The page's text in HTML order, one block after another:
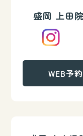
盛岡 上田院
WEB予約